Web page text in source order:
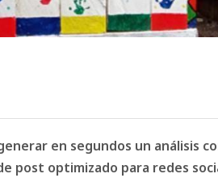
en segundos un análisis
post optimizado para redes